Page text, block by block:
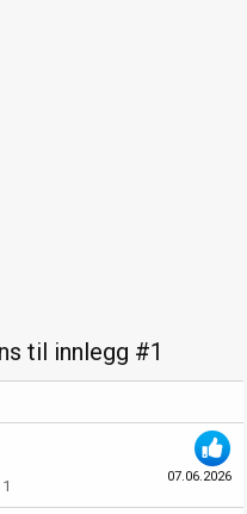
til innlegg #1
07.06.2026
1